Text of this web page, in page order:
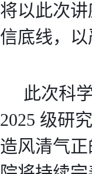
将以此次
信底线，
此次科学
2025 级研
造风清气